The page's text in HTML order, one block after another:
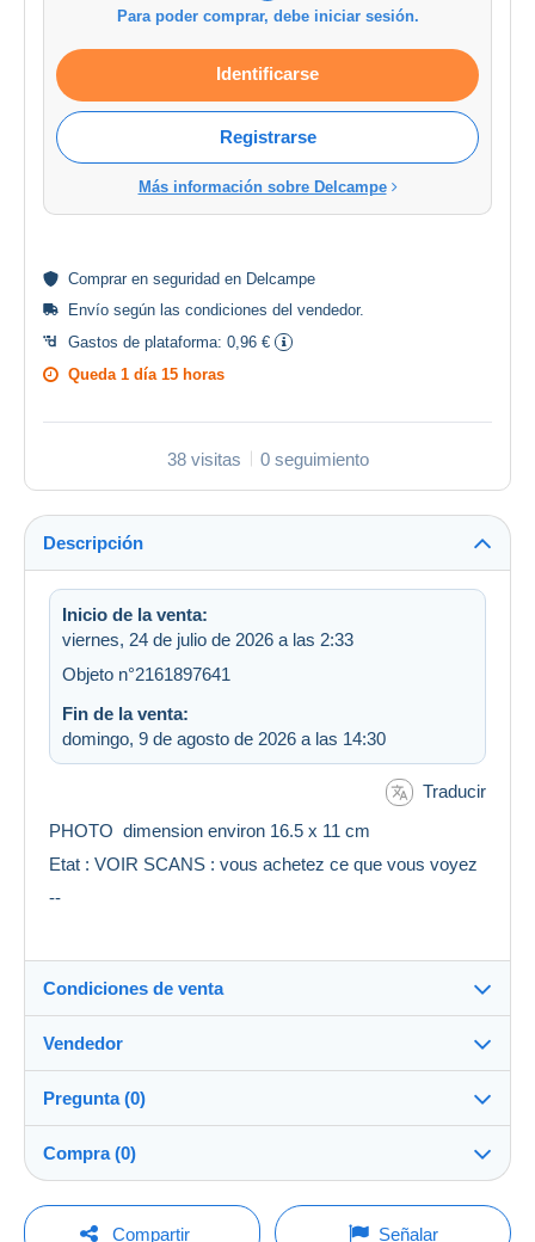
Para poder comprar, debe iniciar sesión.
Identificarse
Registrarse
Más información sobre Delcampe
Comprar en seguridad en Delcampe
Envío según las condiciones del vendedor.
Gastos de plataforma: 0,96 €
Queda 1 día 15 horas
38 visitas 0 seguimiento
Descripción
Inicio de la venta:
viernes, 24 de julio de 2026 a las 2:33
Objeto n°2161897641
Fin de la venta:
domingo, 9 de agosto de 2026 a las 14:30
Traducir
PHOTO dimension environ 16.5 x 11 cm
Etat : VOIR SCANS : vous achetez ce que vous voyez
--
Condiciones de venta
Destino:
Ver la lista de países
Envío:
Envío después del pago
A cargo del vendedor
Vendedor
multicollections46100%(34693x)
PRO
Tienda
Pregunta (0)
Para hacer una pregunta, debe iniciar una
Compra (0)
Última actualización: 23:00:52
Compartir Señalar